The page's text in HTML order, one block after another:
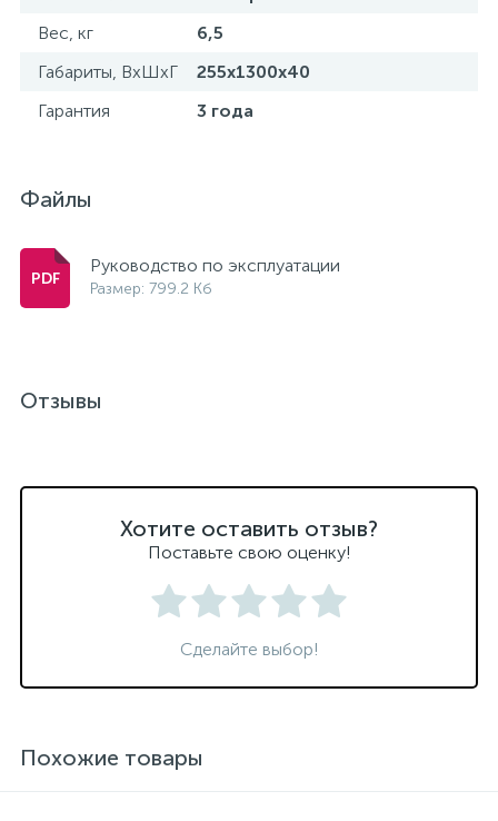
Вес, кг
6,5
Габариты, ВхШхГ
255х1300х40
Гарантия
3 года
Файлы
Руководство по эксплуатации
Размер: 799.2 Кб
Отзывы
Хотите оставить отзыв?
Поставьте свою оценку!
Сделайте выбор!
Похожие товары